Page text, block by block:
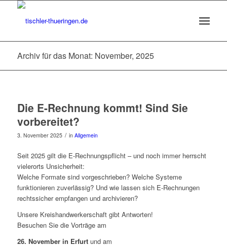
Archiv für das Monat: November, 2025
Die E-Rechnung kommt! Sind Sie
vorbereitet?
3. November 2025 / in Allgemein
Seit 2025 gilt die E-Rechnungspflicht – und noch immer herrscht
vielerorts Unsicherheit:
Welche Formate sind vorgeschrieben? Welche Systeme
funktionieren zuverlässig? Und wie lassen sich E-Rechnungen
rechtssicher empfangen und archivieren?
Unsere Kreishandwerkerschaft gibt Antworten!
Besuchen Sie die Vorträge am
26. November in Erfurtund am